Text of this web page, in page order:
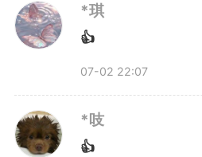
贺冉从小深受钱
等爱国科学家的鼓
读书时，郭光灿院
老师在量子领域攻
*琪
👍
07-02 22:07
*吱
👍